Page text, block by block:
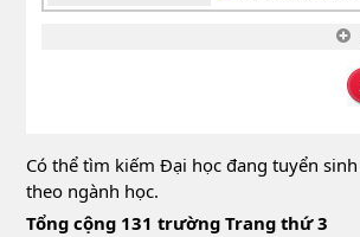
Có thể tìm kiếm Đại học đang tuyển
theo ngành học.
Tổng cộng 131 trường Trang thứ 3